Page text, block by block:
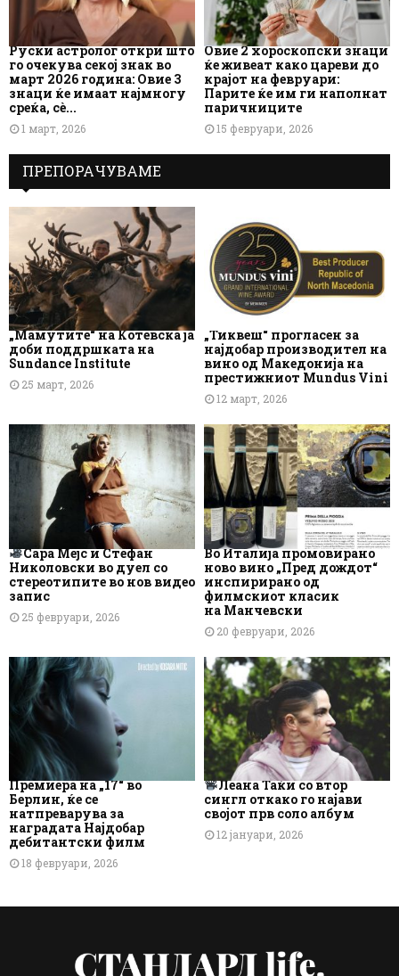
Руски астролог откри што
го очекува секој знак во
март 2026 година: Овие 3
знаци ќе имаат најмногу
среќа, сè...
1 март, 2026
Овие 2 хороскопски знаци
ќе живеат како цареви до
крајот на февруари:
Парите ќе им ги наполнат
паричниците
15 февруари, 2026
ПРЕПОРАЧУВАМЕ
„Мамутите“ на Котевска ја
доби поддршката на
Sundance Institute
25 март, 2026
„Тиквеш“ прогласен за
најдобар производител на
вино од Македонија на
престижниот Mundus Vini
12 март, 2026
Сара Мејс и Стефан
Николовски во дуел со
стереотипите во нов видео
запис
25 февруари, 2026
Во Италија промовирано
ново вино „Пред дождот“
инспирирано од
филмскиот класик
на Манчевски
20 февруари, 2026
Премиера на „17“ во
Берлин, ќе се
натпреварува за
наградата Најдобар
дебитантски филм
18 февруари, 2026
Леана Таќи со втор
сингл откако го најави
својот прв соло албум
12 јануари, 2026